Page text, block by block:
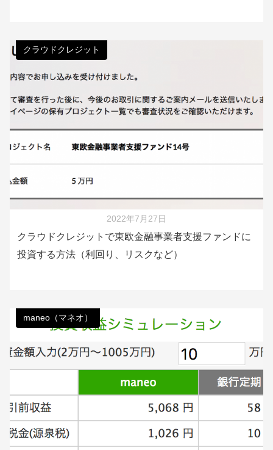
クラウドクレジット
2022年7月27日
クラウドクレジットで東欧金融事業者支援ファンドに
投資する方法（利回り、リスクなど）
maneo（マネオ）